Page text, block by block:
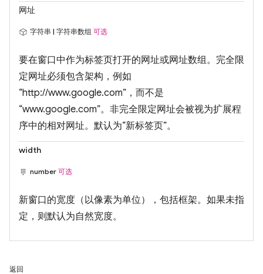
网址
字符串 | 字符串数组 可选
要在窗口中作为标签页打开的网址或网址数组。完全限
定网址必须包含架构，例如
“http://www.google.com”，而不是
“www.google.com”。非完全限定网址会被视为扩展程
序中的相对网址。默认为“新标签页”。
width
number 可选
新窗口的宽度（以像素为单位），包括框架。如果未指
定，则默认为自然宽度。
返回